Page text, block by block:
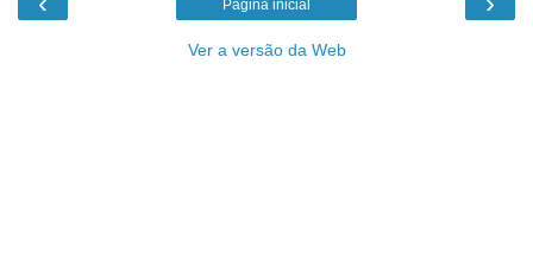
Página inicial
Ver a versão da Web